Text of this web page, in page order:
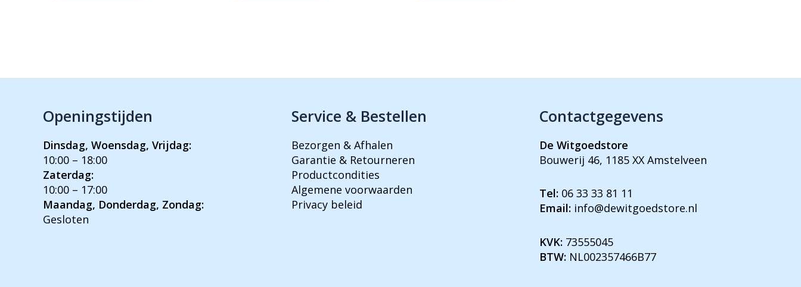
Openingstijden
Dinsdag, Woensdag, Vrijdag:
10:00 – 18:00
Zaterdag:
10:00 – 17:00
Maandag, Donderdag, Zondag:
Gesloten
Service & Bestellen
Bezorgen & Afhalen
Garantie & Retourneren
Productcondities
Algemene voorwaarden
Privacy beleid
Contactgegevens
De Witgoedstore
Bouwerij 46, 1185 XX Amstelveen
Tel: 06 33 33 81 11
Email: info@dewitgoedstore.nl
KVK: 73555045
BTW: NL002357466B77